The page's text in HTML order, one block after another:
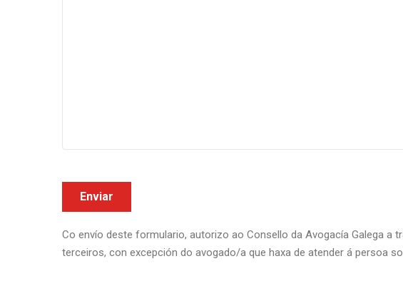
Co envío deste formulario, autorizo ao Consello da Avogacía Galega
terceiros, con excepción do avogado/a que haxa de atender á persoa